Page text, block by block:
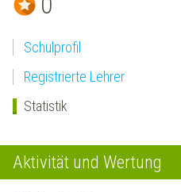
Schulprofil
Registrierte Lehrer
Statistik
Aktivität und Wertung